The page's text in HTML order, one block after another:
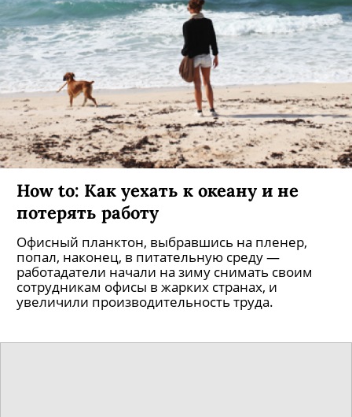
How to: Как уехать к океану и не
потерять работу
Офисный планктон, выбравшись на пленер,
попал, наконец, в питательную среду —
работадатели начали на зиму снимать своим
сотрудникам офисы в жарких странах, и
увеличили производительность труда.